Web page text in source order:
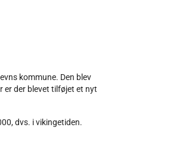
kommune. Den blev
er der blevet tilføjet et nyt
dvs. i vikingetiden.